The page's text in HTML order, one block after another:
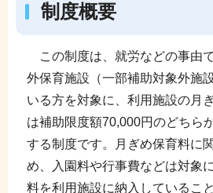
制度概要
この制度は、就労などの事由
外保育施設（一部補助対象外施
いる方を対象に、利用施設の月
は補助限度額70,000円のどちら
する制度です。月ぎめ保育料に
め、入園料や行事費などは対象
料を利用施設に納入しているこ